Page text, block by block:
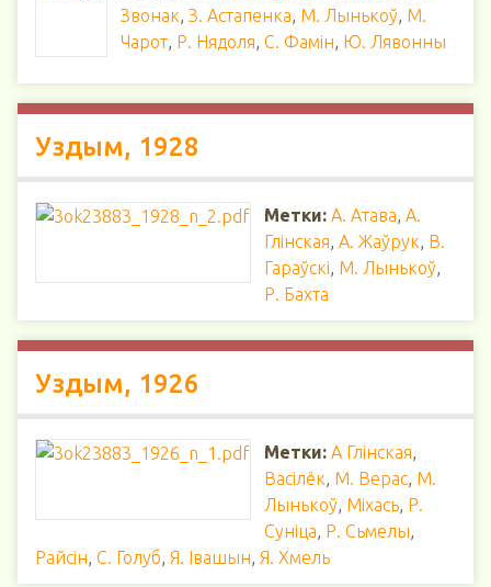
Звонак, З. Астапенка, М. Лынькоў, М.
Чарот, Р. Нядоля, С. Фамін, Ю. Лявонны
Уздым, 1928
Метки: А. Атава, А.
Глінская, А. Жаўрук, В.
Гараўскі, М. Лынькоў,
Р. Бахта
Уздым, 1926
Метки: А Глінская,
Васілёк, М. Верас, М.
Лынькоў, Міхась, Р.
Суніца, Р. Сьмелы,
Райсін, С. Голуб, Я. Івашын, Я. Хмель